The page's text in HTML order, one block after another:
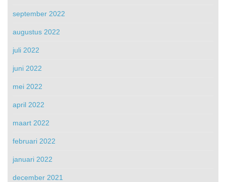
september 2022
augustus 2022
juli 2022
juni 2022
mei 2022
april 2022
maart 2022
februari 2022
januari 2022
december 2021